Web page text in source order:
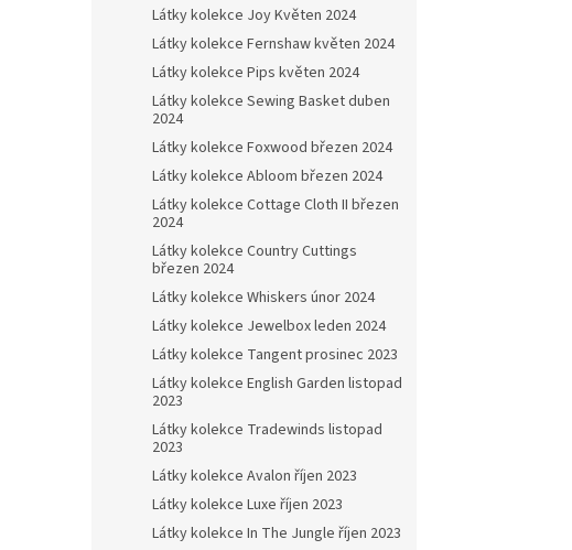
Látky kolekce Joy Květen 2024
Látky kolekce Fernshaw květen 2024
Látky kolekce Pips květen 2024
Látky kolekce Sewing Basket duben
2024
Látky kolekce Foxwood březen 2024
Látky kolekce Abloom březen 2024
Látky kolekce Cottage Cloth II březen
2024
Látky kolekce Country Cuttings
březen 2024
Látky kolekce Whiskers únor 2024
Látky kolekce Jewelbox leden 2024
Látky kolekce Tangent prosinec 2023
Látky kolekce English Garden listopad
2023
Látky kolekce Tradewinds listopad
2023
Látky kolekce Avalon říjen 2023
Látky kolekce Luxe říjen 2023
Látky kolekce In The Jungle říjen 2023